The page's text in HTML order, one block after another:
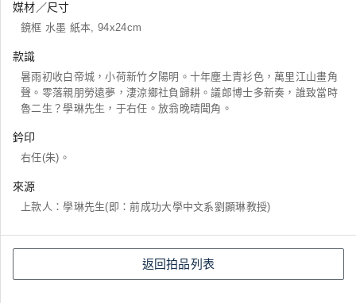
媒材／尺寸
鏡框 水墨 紙本, 94x24cm
款識
暑雨初收白帝城，小荷新竹夕陽明。十年塵土青衫色，萬里江山畫角
聲。零落親朋勞遠夢，淒涼鄉社負歸耕。議郎博士多新奏，誰致當時
魯二生？學琳先生，于右任。放翁晚晴聞角。
鈐印
右任(朱)。
來源
上款人：學琳先生(即：前成功大學中文系劉顯琳教授)
返回拍品列表